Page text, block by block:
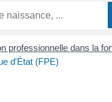
professionnelle dans la
d'État (FPE)